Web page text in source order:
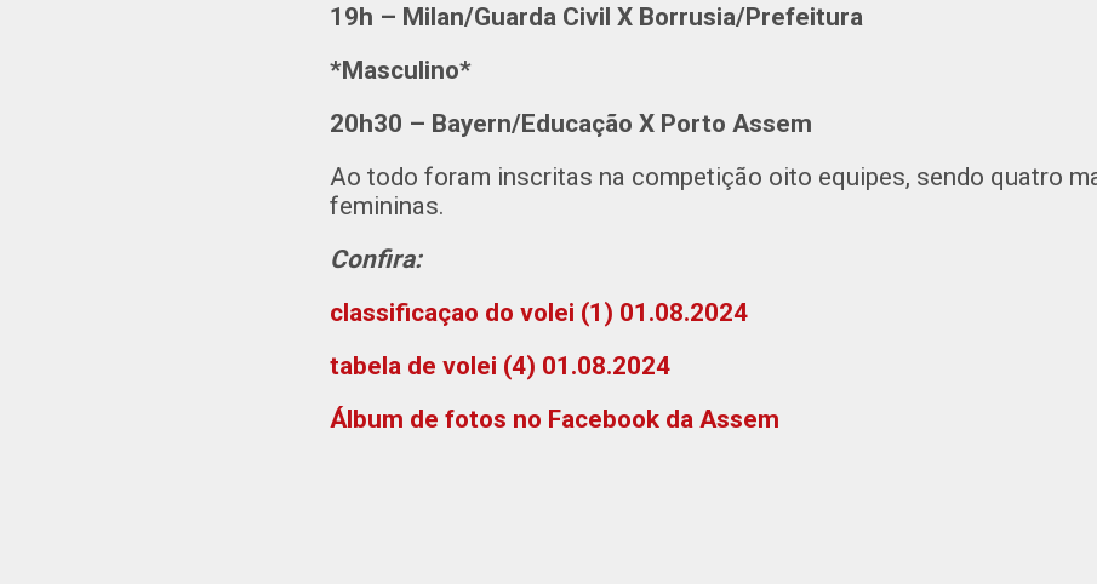
19h – Milan/Guarda Civil X Borrusia/Prefeitura
*Masculino*
20h30 – Bayern/Educação X Porto Assem
Ao todo foram inscritas na competição oito equipes, sendo quatro
femininas.
Confira:
classificaçao do volei (1) 01.08.2024
tabela de volei (4) 01.08.2024
Álbum de fotos no Facebook da Assem